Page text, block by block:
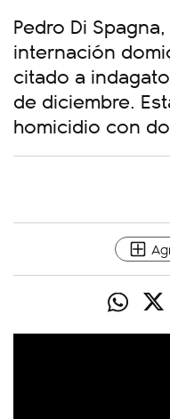
Pedro Di
internación
citado a
de diciembre.
homicidio con